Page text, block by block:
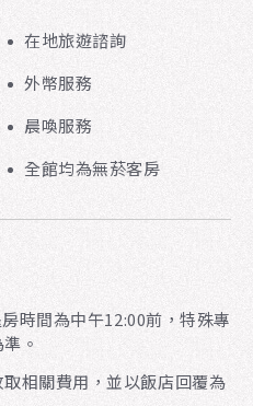
在地旅遊諮詢
外幣服務
晨喚服務
全館均為無菸客房
時間為中午12:00前，特殊專
。
相關費用，並以飯店回覆為